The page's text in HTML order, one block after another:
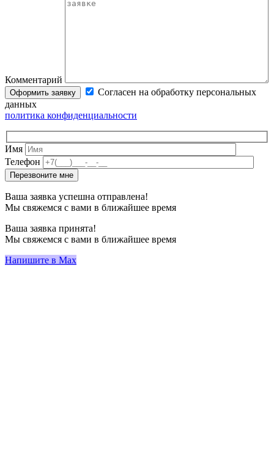
Комментарий
Согласен на обработку персональных
данных
политика конфиденциальности
Имя
Телефон
Ваша заявка успешна отправлена!
Мы свяжемся с вами в ближайшее время
Ваша заявка принята!
Мы свяжемся с вами в ближайшее время
Напишите в Max